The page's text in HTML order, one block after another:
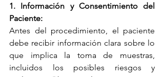
1. Información y Consentimiento del
Paciente:
Antes del procedimiento, el paciente
debe recibir información clara sobre lo
que implica la toma de muestras,
incluidos los posibles riesgos y